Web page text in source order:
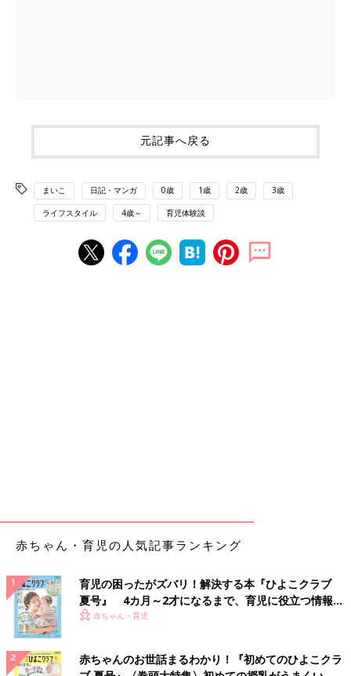
元記事へ戻る
まいこ 日記・マンガ 0歳 1歳 2歳 3歳
ライフスタイル 4歳～ 育児体験談
赤ちゃん・育児の人気記事ランキング
育児の困ったがズバリ！解決する本『ひよこクラブ
夏号』 4カ月～2才になるまで、育児に役立つ情報が
いっぱい！
赤ちゃん・育児
赤ちゃんのお世話まるわかり！『初めてのひよこクラ